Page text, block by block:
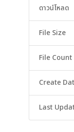
ดาวน์โหลด
File Size
File Count
Create
Last